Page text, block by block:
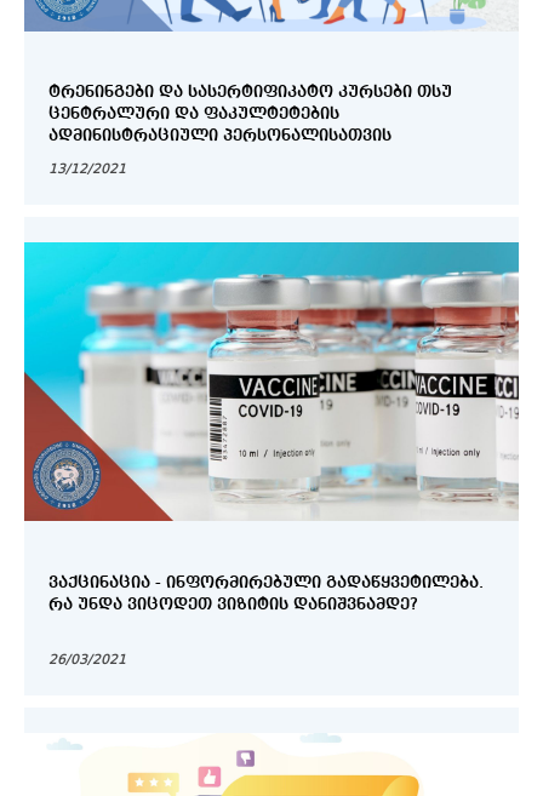
ᲢᲠᲔᲜᲘᲜᲒᲔᲑᲘ ᲓᲐ ᲡᲐᲡᲔᲠᲢᲘᲤᲘᲙᲐᲢᲝ ᲙᲣᲠᲡᲔᲑᲘ ᲗᲡᲣ
ᲪᲔᲜᲢᲠᲐᲚᲣᲠᲘ ᲓᲐ ᲤᲐᲙᲣᲚᲢᲔᲢᲔᲑᲘᲡ
ᲐᲓᲛᲘᲜᲘᲡᲢᲠᲐᲪᲘᲣᲚᲘ ᲞᲔᲠᲡᲝᲜᲐᲚᲘᲡᲐᲗᲕᲘᲡ
13/12/2021
ᲕᲐᲥᲪᲘᲜᲐᲪᲘᲐ - ᲘᲜᲤᲝᲠᲛᲘᲠᲔᲑᲣᲚᲘ ᲒᲐᲓᲐᲬᲧᲕᲔᲢᲘᲚᲔᲑᲐ.
ᲠᲐ ᲣᲜᲓᲐ ᲕᲘᲪᲝᲓᲔᲗ ᲕᲘᲖᲘᲢᲘᲡ ᲓᲐᲜᲘᲨᲕᲜᲐᲛᲓᲔ?
26/03/2021